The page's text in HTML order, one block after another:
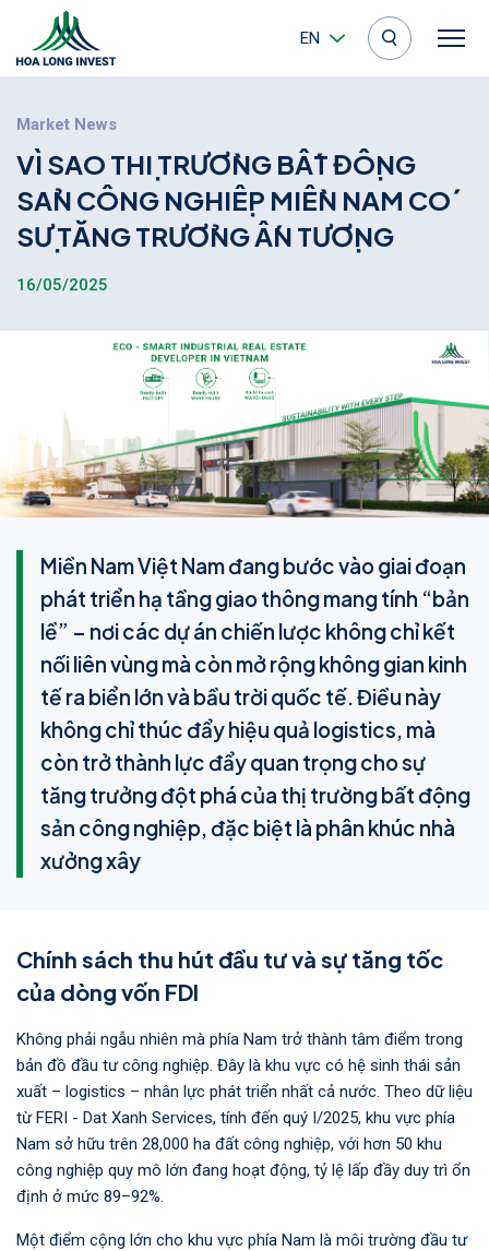
EN
Market News
VÌ SAO THI TRƯƠNG BÂTĐÔNG
SAN CÔNG NGHIÊP MIÊN NAM CO
SƯTĂNGTRƯƠNGÂN TƯƠNG
16/05/2025
Miền Nam Việt Nam đang bước vào giai đoạn
phát triển hạ tầng giao thông mang tính “bản
lề” – nơi các dự án chiến lược không chỉ kết
nối liên vùng mà còn mở rộng không gian kinh
tế ra biển lớn và bầu trời quốc tế. Điều này
không chỉ thúc đẩy hiệu quả logistics, mà
còn trở thành lực đẩy quan trọng cho sự
tăng trưởng đột phá của thị trường bất động
sản công nghiệp, đặc biệt là phân khúc nhà
xưởng xây
Chính sách thu hút đầu tư và sự tăng tốc
của dòng vốn FDI
Không phải ngẫu nhiên mà phía Nam trở thành tâm điểm trong
bản đồ đầu tư công nghiệp. Đây là khu vực có hệ sinh thái sản
xuất – logistics – nhân lực phát triển nhất cả nước. Theo dữ liệu
từ FERI - Dat Xanh Services, tính đến quý I/2025, khu vực phía
Nam sở hữu trên 28,000 ha đất công nghiệp, với hơn 50 khu
công nghiệp quy mô lớn đang hoạt động, tỷ lệ lấp đầy duy trì ổn
định ở mức 89–92%.
Một điểm cộng lớn cho khu vực phía Nam là môi trường đầu tư